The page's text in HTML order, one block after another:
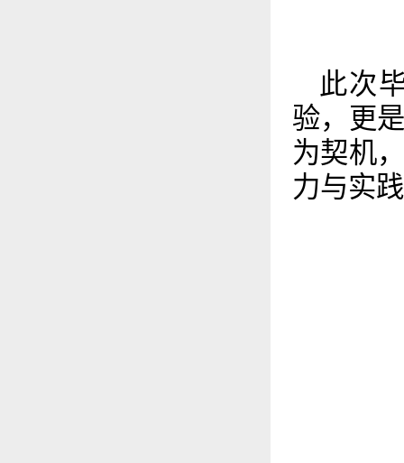
此次
验，更
为契机
力与实